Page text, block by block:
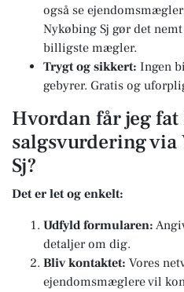
også se
Nykøbing Sj gør det
billigste mægler.
Trygt og sikkert: Ingen
gebyrer. Gratis og
Hvordan får jeg fat
salgsvurdering via
Sj?
Det er let og enkelt:
Udfyld formularen:
detaljer om dig.
Bliv kontaktet: Vores
ejendomsmæglere vil